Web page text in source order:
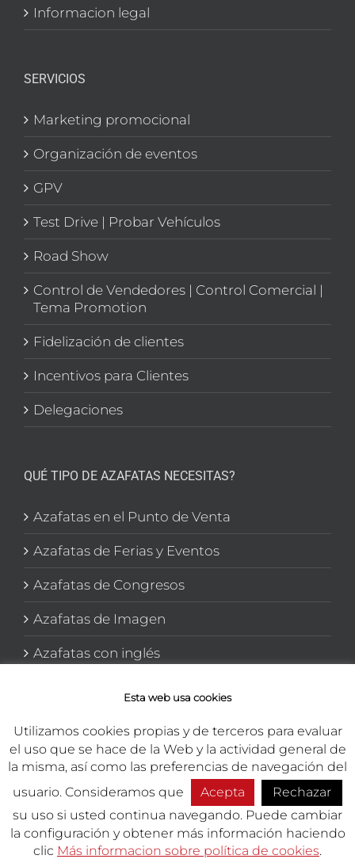
Informacion legal
SERVICIOS
Marketing promocional
Organización de eventos
GPV
Test Drive | Probar Vehículos
Road Show
Control de Vendedores | Control Comercial |
Tema Promotion
Fidelización de clientes
Incentivos para Clientes
Delegaciones
QUÉ TIPO DE AZAFATAS NECESITAS?
Azafatas en el Punto de Venta
Azafatas de Ferias y Eventos
Azafatas de Congresos
Azafatas de Imagen
Azafatas con inglés
Copyright 2026 TEMA Marketing Integral | Todos los derechos
reservados.
Esta web usa cookies
Utilizamos cookies propias y de terceros para evaluar
el uso que se hace de la Web y la actividad general de
la misma, así como las preferencias de navegación del
usuario. Consideramos que
Acepta
Rechazar
su uso si usted continua navegando. Puede cambiar
la configuración y obtener más información haciendo
clic Más informacion sobre política de cookies.
Presupuesto Empleo